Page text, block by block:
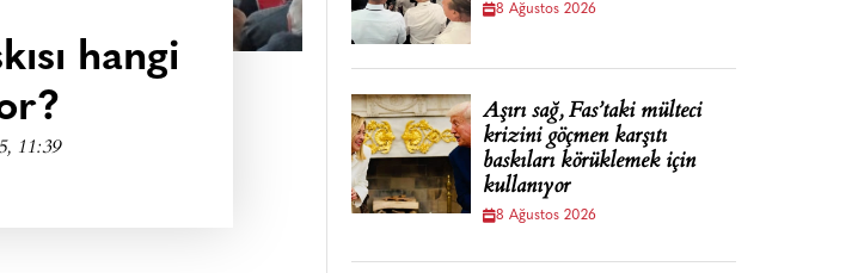
hangi
11:39
8 Ağustos 2026
Aşırı sağ, Fas’taki mülteci
krizini göçmen karşıtı
baskıları körüklemek için
kullanıyor
8 Ağustos 2026